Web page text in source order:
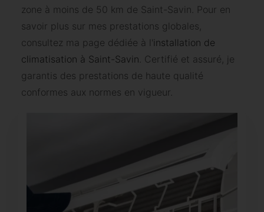
zone à moins de 50 km de Saint-Savin. Pour en
savoir plus sur mes prestations globales,
consultez ma page dédiée à l'installation de
climatisation à Saint-Savin. Certifié et assuré, je
garantis des prestations de haute qualité
conformes aux normes en vigueur.